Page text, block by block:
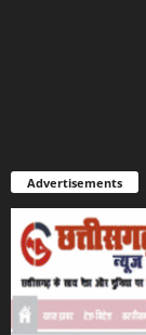
Advertisements